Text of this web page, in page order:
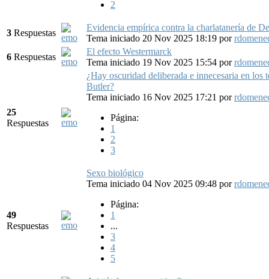
2
3 Respuestas
Evidencia empírica contra la charlatanería de
Tema iniciado 20 Nov 2025 18:19 por
6 Respuestas
El efecto Westermarck
Tema iniciado 19 Nov 2025 15:54 por
25
Respuestas
¿Hay oscuridad deliberada e innecesaria en los
Butler?
Tema iniciado 16 Nov 2025 17:21 por
Página:
1
2
3
49
Respuestas
Sexo biológico
Tema iniciado 04 Nov 2025 09:48 por
Página:
1
...
3
4
5